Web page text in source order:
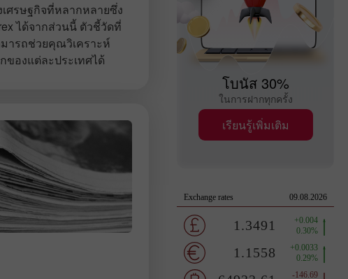
ศรษฐกิจที่หลากหลายซึ่ง
ได้จากส่วนนี้ ตัวชี้วัดที่
ารถช่วยคุณวิเคราะห์
องแต่ละประเทศได้
โบนัส 30%
ในการฝากทุกครั้ง
เรียนรู้เพิ่มเติม